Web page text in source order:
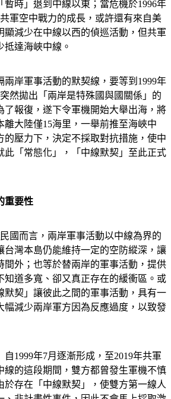
暫時」退到中線以東；當危機於1996年
軍空中戰力的成長，或許還有來自美
顯減少在中線以西的偵巡活動，但共軍
抵達海峽中線。
兩岸軍事活動的默契線，要等到1999年
然拋出「兩岸是特殊國與國關係」的
了報復，遂下令軍機開始大舉出海，將
離大陸僅15海里，一舉前推至海峽中
的壓力下，決定不採取對抗措施，使中
此「常態化」，「中線默契」至此正式
重要性
國而言，兩岸軍事活動以中線為界的
台灣本島仍能維持一定的空防縱深，讓
間外；也等於替兩岸的軍事活動，提供
知道多寬、卻又真正存在的緩衝區。或
默契」讓彼此之間的軍事活動，具有一
幅減少兩岸軍方因為反應過度，以致發
1999年7月逐漸形成，至2019年共軍
線的這段期間，雙方都曾發生軍機不慎
於存在「中線默契」，使雙方第一線人